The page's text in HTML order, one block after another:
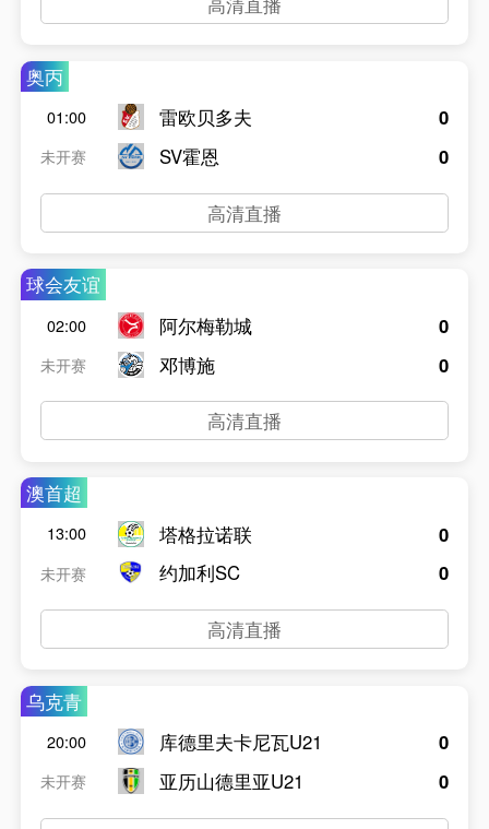
奥丙
01:00
未开赛
雷欧贝多夫
SV霍恩
0
0
高清直播
球会友谊
02:00
未开赛
阿尔梅勒城
邓博施
0
0
高清直播
澳首超
13:00
未开赛
塔格拉诺联
约加利SC
0
0
高清直播
乌克青
20:00
未开赛
库德里夫卡尼瓦U21
亚历山德里亚U21
0
0